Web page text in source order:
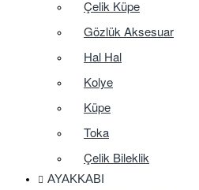
Çelik Küpe
Gözlük Aksesuar
Hal Hal
Kolye
Küpe
Toka
Çelik Bileklik
AYAKKABI